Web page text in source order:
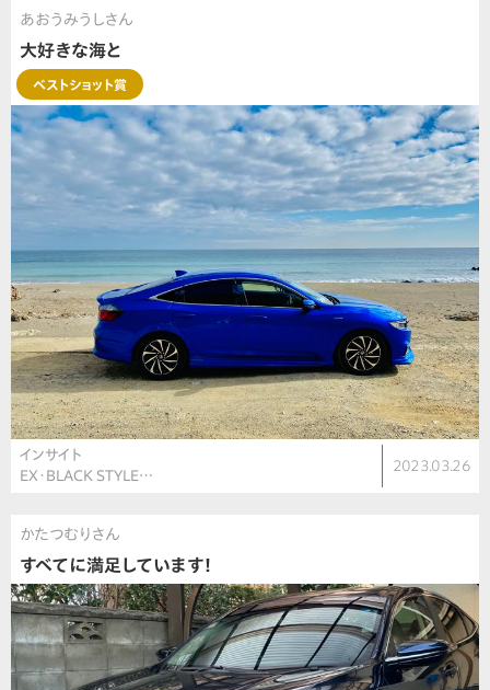
あおうみうしさん
大好きな海と
ベストショット賞
インサイト
EX・BLACK STYLE…
2023.03.26
かたつむりさん
すべてに満足しています！